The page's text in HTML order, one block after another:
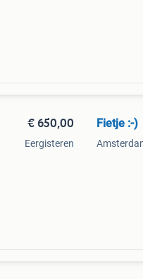
€ 650,00
Eergisteren
Fietje :-)